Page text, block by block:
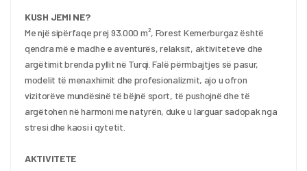
KUSH JEMI NE?
Me një sipërfaqe prej 93.000 m², Forest Kemerburgaz është
qendra më e madhe e aventurës, relaksit, aktiviteteve dhe
argëtimit brenda pyllit në Turqi. Falë përmbajtjes së pasur,
modelit të menaxhimit dhe profesionalizmit, ajo u ofron
vizitorëve mundësinë të bëjnë sport, të pushojnë dhe të
argëtohen në harmoni me natyrën, duke u larguar sadopak nga
stresi dhe kaosi i qytetit.
AKTIVITETE